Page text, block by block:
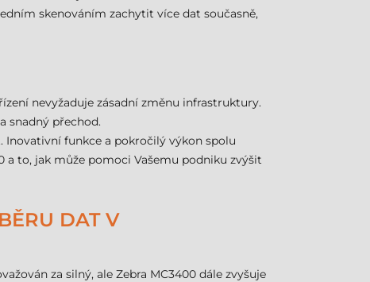
skenováním zachytit více dat současně,
nevyžaduje zásadní změnu infrastruktury.
snadný přechod.
Inovativní funkce a pokročilý výkon spolu
a to, jak může pomoci Vašemu podniku zvýšit
DAT V
za silný, ale Zebra MC3400 dále zvyšuje